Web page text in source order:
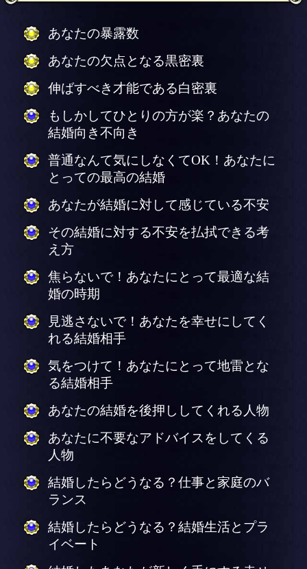
あなたの暴露数
あなたの欠点となる黒密裏
伸ばすべき才能である白密裏
もしかしてひとりの方が楽？あなたの
結婚向き不向き
普通なんて気にしなくてOK！あなたに
とっての最高の結婚
あなたが結婚に対して感じている不安
その結婚に対する不安を払拭できる考
え方
焦らないで！あなたにとって最適な結
婚の時期
見逃さないで！あなたを幸せにしてく
れる結婚相手
気をつけて！あなたにとって地雷とな
る結婚相手
あなたの結婚を後押ししてくれる人物
あなたに不要なアドバイスをしてくる
人物
結婚したらどうなる？仕事と家庭のバ
ランス
結婚したらどうなる？結婚生活とプラ
イベート